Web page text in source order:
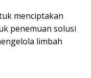
menciptakan
penemuan solusi
limbah